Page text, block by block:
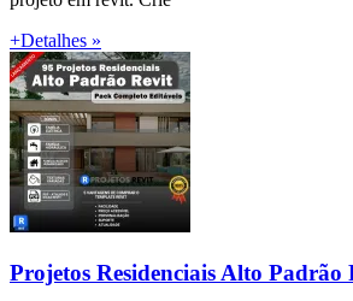
+Detalhes »
Projetos Residenciais Alto Padrão